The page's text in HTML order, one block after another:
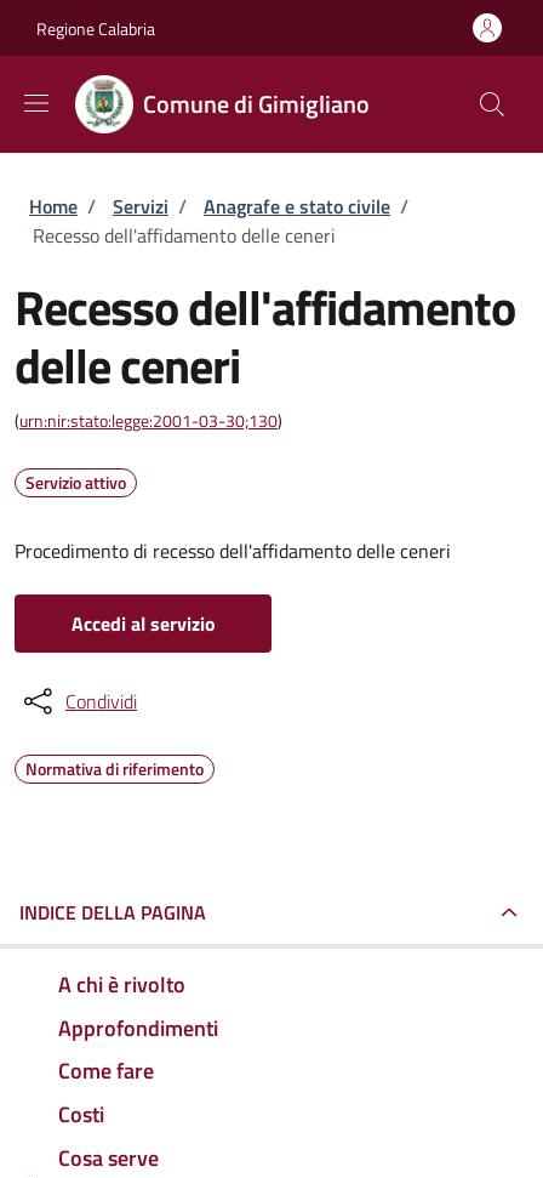
Regione Calabria
Comune di Gimigliano
Briciole di pane
Home / Servizi / Anagrafe e stato civile /
Recesso dell'affidamento delle ceneri
Recesso dell'affidamento
delle ceneri
(urn:nir:stato:legge:2001-03-30;130)
Servizio attivo
Procedimento di recesso dell'affidamento delle ceneri
Accedi al servizio
Condividi
Normativa di riferimento
INDICE DELLA PAGINA
A chi è rivolto
Approfondimenti
Come fare
Costi
Cosa serve